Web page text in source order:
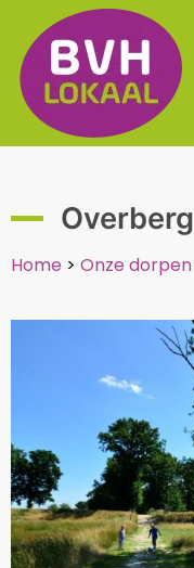
Overberg
Home > Onze dorpen